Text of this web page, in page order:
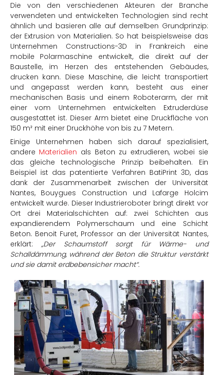
Die von den verschiedenen Akteuren der Branche
verwendeten und entwickelten Technologien sind recht
ähnlich und basieren alle auf demselben Grundprinzip:
der Extrusion von Materialien. So hat beispielsweise das
Unternehmen Constructions-3D in Frankreich eine
mobile Polarmaschine entwickelt, die direkt auf der
Baustelle, im Herzen des entstehenden Gebäudes,
drucken kann. Diese Maschine, die leicht transportiert
und angepasst werden kann, besteht aus einer
mechanischen Basis und einem Roboterarm, der mit
einer vom Unternehmen entwickelten Extruderdüse
ausgestattet ist. Dieser Arm bietet eine Druckfläche von
150 m² mit einer Druckhöhe von bis zu 7 Metern.
Einige Unternehmen haben sich darauf spezialisiert,
andere Materialien als Beton zu extrudieren, wobei sie
das gleiche technologische Prinzip beibehalten. Ein
Beispiel ist das patentierte Verfahren BatiPrint 3D, das
dank der Zusammenarbeit zwischen der Universität
Nantes, Bouygues Construction und Lafarge Holcim
entwickelt wurde. Dieser Industrieroboter bringt direkt vor
Ort drei Materialschichten auf: zwei Schichten aus
expandierendem Polymerschaum und eine Schicht
Beton. Benoit Furet, Professor an der Universität Nantes,
erklärt: „Der Schaumstoff sorgt für Wärme- und
Schalldämmung, während der Beton die Struktur verstärkt
und sie damit erdbebensicher macht“.